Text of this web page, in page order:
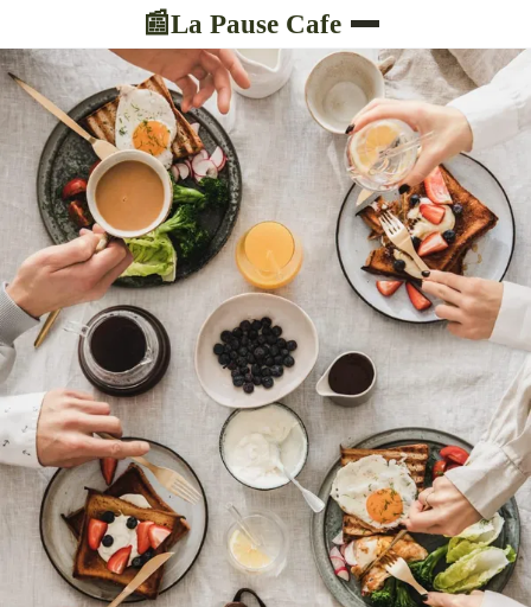
📰La Pause Cafe